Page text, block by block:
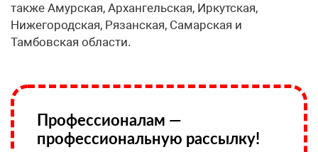
также Амурская, Архангельская, Иркутская,
Нижегородская, Рязанская, Самарская и
Тамбовская области.
Профессионалам —
профессиональную рассылку!